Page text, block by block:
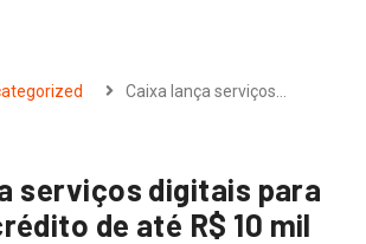
Caixa lança serviços…
serviços digitais para
de até R$ 10 mil